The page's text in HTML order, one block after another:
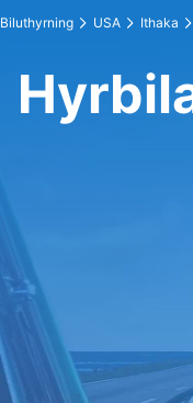
Biluthyrning USA Ithaka